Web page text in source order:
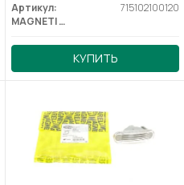
Артикул:
715102100120
MAGNETI MARELLI
КУПИТЬ